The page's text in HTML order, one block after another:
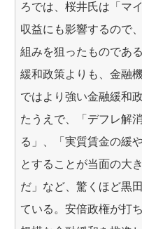
ろでは、桜井氏は「マ
収益にも影響するので
組みを狙ったものであ
緩和政策よりも、金融
ではより強い金融緩和
たうえで、「デフレ解
る」、「実質賃金の緩
とすることが当面の大
だ」など、驚くほど黒
ている。安倍政権が打